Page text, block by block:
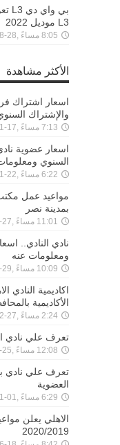
L3 موديل 2022
8:05 مساءً ,28-08-2021
الأكثر مشاهدة
اسعار اشتراك
والإشتراك
7:13 مساءً ,17-01-2020
السنوي
6:22 مساءً ,22-01-2020
مواعيد عمل
بمدينة نصر
11:01 مساءً ,27-11-2019
نادي النادي..
ومعلومات عنه
10:09 مساءً ,29-08-2019
اكاديمية النادي
الأكاديمية
2:24 مساءً ,27-12-2019
تعرف علي نادي
12:08 مساءً ,25-08-2019
تعرف علي نادي
العضوية
6:29 مساءً ,01-11-2019
الاهلي يعلن
2020/2019